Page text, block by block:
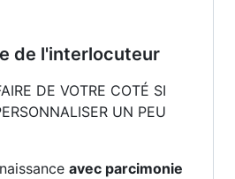
de l'interlocuteur
DE VOTRE COTÉ SI
UN PEU
avec parcimonie